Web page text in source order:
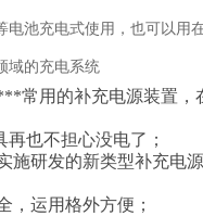
池充电式使用，也可以
域的充电系统
常用的补充电源装置
也不担心没电了；
研发的新类型补充电
运用格外方便；